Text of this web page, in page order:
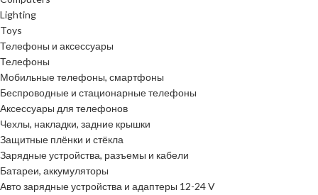
Lighting
Toys
Телефоны и аксессуары
Телефоны
Мобильные телефоны, смартфоны
Беспроводные и стационарные телефоны
Аксессуары для телефонов
Чехлы, накладки, задние крышки
Защитные плёнки и стёкла
Зарядные устройства, разъемы и кабели
Батареи, аккумуляторы
Авто зарядные устройства и адаптеры 12-24 V